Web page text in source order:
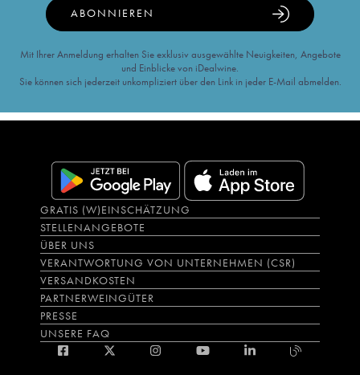
ABONNIEREN
Mit Ihrer Anmeldung erhalten Sie exklusiv ausgewählte Neuigkeiten, Angebote
und Einblicke von iDealwine.
Sie können sich jederzeit unkompliziert über den Link in jeder E-Mail abmelden.
GRATIS (W)EINSCHÄTZUNG
STELLENANGEBOTE
ÜBER UNS
VERANTWORTUNG VON UNTERNEHMEN (CSR)
VERSANDKOSTEN
PARTNERWEINGÜTER
PRESSE
UNSERE FAQ